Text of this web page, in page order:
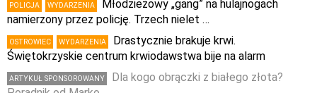
POLICJA WYDARZENIA
Młodzieżowy „gang” na hulajnogach
namierzony przez policję. Trzech nielet …
OSTROWIEC WYDARZENIA
Drastycznie brakuje krwi.
Świętokrzyskie centrum krwiodawstwa bije na alarm
ARTYKUŁ SPONSOROWANY
Dla kogo obrączki z białego złota?